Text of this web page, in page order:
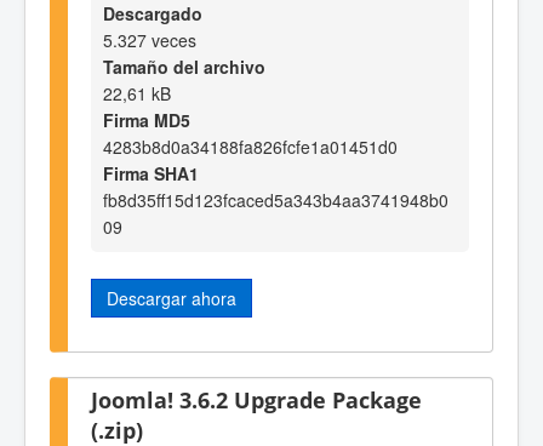
Descargado
5.327 veces
Tamaño del archivo
22,61 kB
Firma MD5
4283b8d0a34188fa826fcfe1a01451d0
Firma SHA1
fb8d35ff15d123fcaced5a343b4aa3741948b0
09
Descargar ahora
Joomla! 3.6.2 Upgrade Package
(.zip)